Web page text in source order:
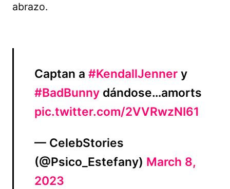
abrazo.
Captan a #KendallJenner y
#BadBunny dándose…amorts
pic.twitter.com/2VVRwzNI61
— CelebStories
(@Psico_Estefany) March 8,
2023